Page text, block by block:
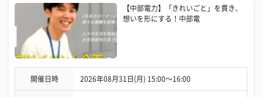
【中部電力】「きれいごと」を貫き、
想いを形にする！中部電
開催日時 2026年08月31日(月) 15:00〜16:00